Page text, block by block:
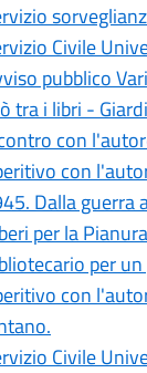
Civile
pubblico
tra i libri -
con
con
Dalla guerra
per la
per
con
Civile